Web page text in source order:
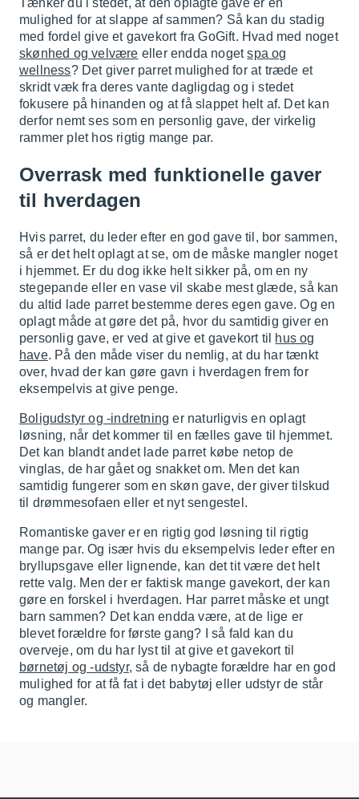
mulighed for at slappe af sammen? Så kan du stadig
med fordel give et gavekort fra GoGift. Hvad med noget
skønhed og velvære eller endda nogetspa og
wellness? Det giver parret mulighed for at træde et
skridt væk fra deres vante dagligdag og i stedet
fokusere på hinanden og at få slappet helt af. Det kan
derfor nemt ses som en personlig gave, der virkelig
rammer plet hos rigtig mange par.
Overrask med funktionelle gaver
til hverdagen
Hvis parret, du leder efter en god gave til, bor sammen,
så er det helt oplagt at se, om de måske mangler noget
i hjemmet. Er du dog ikke helt sikker på, om en ny
stegepande eller en vase vil skabe mest glæde, så kan
du altid lade parret bestemme deres egen gave. Og en
oplagt måde at gøre det på, hvor du samtidig giver en
personlig gave, er ved at give et gavekort til hus og
have. På den måde viser du nemlig, at du har tænkt
over, hvad der kan gøre gavn i hverdagen frem for
eksempelvis at give penge.
Boligudstyr og -indretning er naturligvis en oplagt
løsning, når det kommer til en fælles gave til hjemmet.
Det kan blandt andet lade parret købe netop de
vinglas, de har gået og snakket om. Men det kan
samtidig fungerer som en skøn gave, der giver tilskud
til drømmesofaen eller et nyt sengestel.
Romantiske gaver er en rigtig god løsning til rigtig
mange par. Og især hvis du eksempelvis leder efter en
bryllupsgave eller lignende, kan det tit være det helt
rette valg. Men der er faktisk mange gavekort, der kan
gøre en forskel i hverdagen. Har parret måske et ungt
barn sammen? Det kan endda være, at de lige er
blevet forældre for første gang? I så fald kan du
overveje, om du har lyst til at give et gavekort til
børnetøj og -udstyr, så de nybagte forældre har en god
mulighed for at få fat i det babytøj eller udstyr de står
og mangler.